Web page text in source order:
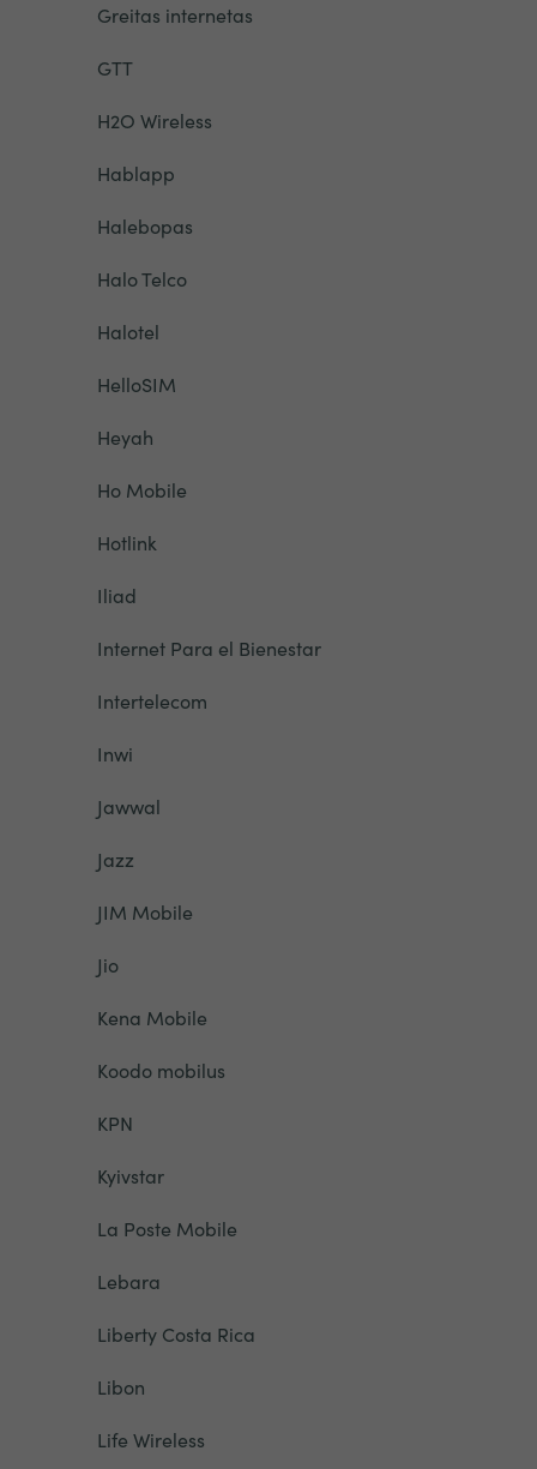
Greitas internetas
GTT
H2O Wireless
Hablapp
Halebopas
Halo Telco
Halotel
HelloSIM
Heyah
Ho Mobile
Hotlink
Iliad
Internet Para el Bienestar
Intertelecom
Inwi
Jawwal
Jazz
JIM Mobile
Jio
Kena Mobile
Koodo mobilus
KPN
Kyivstar
La Poste Mobile
Lebara
Liberty Costa Rica
Libon
Life Wireless